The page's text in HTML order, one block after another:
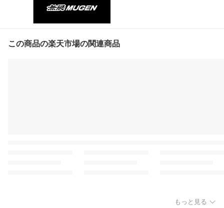
この商品の楽天市場の関連商品
もっと見る